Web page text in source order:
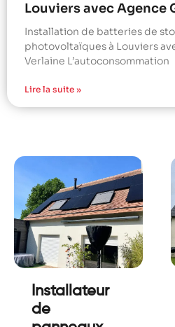
Louviers avec Agence
Installation de batteries de
photovoltaïques à Louviers
Verlaine L’autoconsommation
Lire la suite »
Installateur
de